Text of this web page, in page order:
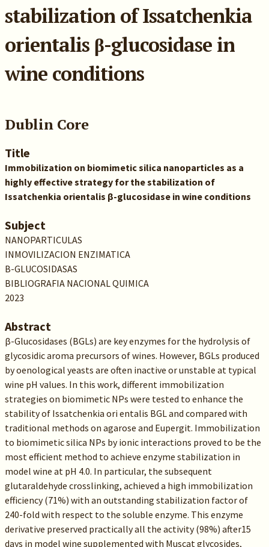
stabilization of Issatchenkia
orientalis β-glucosidase in
wine conditions
Dublin Core
Title
Immobilization on biomimetic silica nanoparticles as a
highly effective strategy for the stabilization of
Issatchenkia orientalis β-glucosidase in wine conditions
Subject
NANOPARTICULAS
INMOVILIZACION ENZIMATICA
B-GLUCOSIDASAS
BIBLIOGRAFIA NACIONAL QUIMICA
2023
Abstract
β-Glucosidases (BGLs) are key enzymes for the hydrolysis of
glycosidic aroma precursors of wines. However, BGLs produced
by oenological yeasts are often inactive or unstable at typical
wine pH values. In this work, different immobilization
strategies on biomimetic NPs were tested to enhance the
stability of Issatchenkia ori entalis BGL and compared with
traditional methods on agarose and Eupergit. Immobilization
to biomimetic silica NPs by ionic interactions proved to be the
most efficient method to achieve enzyme stabilization in
model wine at pH 4.0. In particular, the subsequent
glutaraldehyde crosslinking, achieved a high immobilization
efficiency (71%) with an outstanding stabilization factor of
240-fold with respect to the soluble enzyme. This enzyme
derivative preserved practically all the activity (98%) after15
days in model wine supplemented with Muscat glycosides,